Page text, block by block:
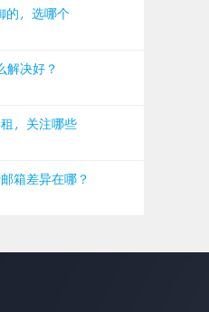
的，选哪个
解决好？
，关注哪些
箱差异在哪？